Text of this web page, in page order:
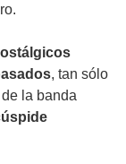
, tan sólo
la banda